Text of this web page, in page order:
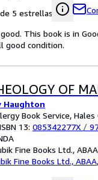
5 estrellas
good. This book is in
good condition.
OF
Haughton
Book Service, Hales
13: 085342277X /
Fine Books Ltd.,
Fine Books Ltd., ABAA,